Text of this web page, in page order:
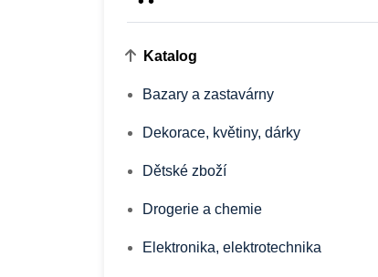
Katalog
Bazary a zastavárny
Dekorace, květiny, dárky
Dětské zboží
Drogerie a chemie
Elektronika, elektrotechnika